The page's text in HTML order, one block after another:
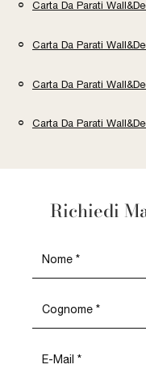
Carta Da Parati
Carta Da Parati
Carta Da Parati
Carta Da Parati
Richiedi